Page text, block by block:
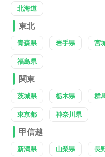
北海道
東北
青森県 岩手県 宮
福島県
関東
茨城県 栃木県 群
東京都 神奈川県
甲信越
新潟県 山梨県 長